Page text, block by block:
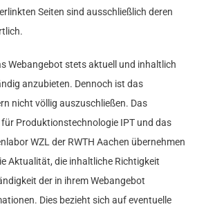
Seiten sind ausschließlich deren
Webangebot stets aktuell und inhaltlich
anzubieten. Dennoch ist das
nicht völlig auszuschließen. Das
Produktionstechnologie IPT und das
WZL der RWTH Aachen übernehmen
Aktualität, die inhaltliche Richtigkeit
der in ihrem Webangebot
Dies bezieht sich auf eventuelle